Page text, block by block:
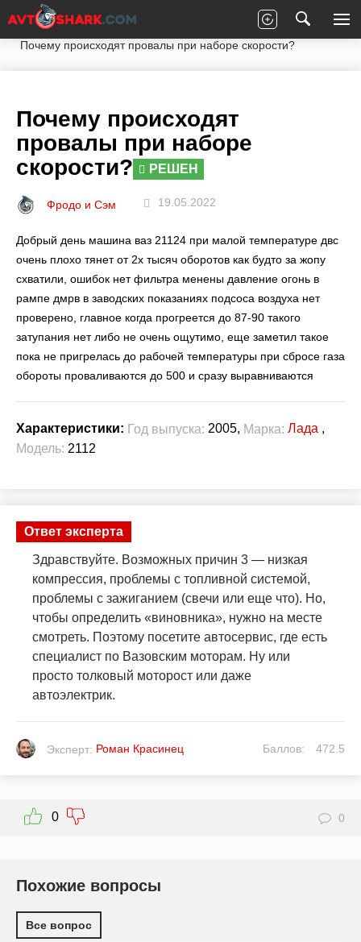
Главная Вопросы экспертам
2112
Почему происходят провалы при наборе скорости?
Почему происходят
провалы при наборе
скорости?
РЕШЕН
Фродо и Сэм 19.05.2022
Добрый день машина ваз 21124 при малой температуре двс
очень плохо тянет от 2х тысяч оборотов как будто за жопу
схватили, ошибок нет фильтра менены давление огонь в
рампе дмрв в заводских показаниях подсоса воздуха нет
проверено, главное когда прогреется до 87-90 такого
затупания нет либо не очень ощутимо, еще заметил такое
пока не пригрелась до рабочей температуры при сбросе газа
обороты проваливаются до 500 и сразу выравниваются
Характеристики: Год выпуска: 2005, Марка: Лада ,
Модель: 2112
Ответ эксперта
Здравствуйте. Возможных причин 3 — низкая
компрессия, проблемы с топливной системой,
проблемы с зажиганием (свечи или еще что). Но,
чтобы определить «виновника», нужно на месте
смотреть. Поэтому посетите автосервис, где есть
специалист по Вазовским моторам. Ну или
просто толковый моторост или даже
автоэлектрик.
Эксперт: Роман Красинец Баллов: 472.5
0 0
Похожие вопросы
Все вопрос